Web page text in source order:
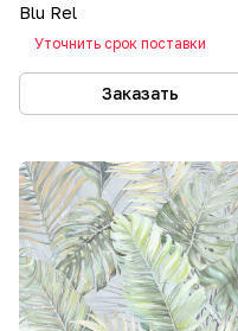
Blu Rel
Уточнить срок поставки
Заказать